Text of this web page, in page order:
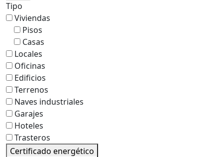
Tipo
Viviendas
Pisos
Casas
Locales
Oficinas
Edificios
Terrenos
Naves industriales
Garajes
Hoteles
Trasteros
Certificado energético